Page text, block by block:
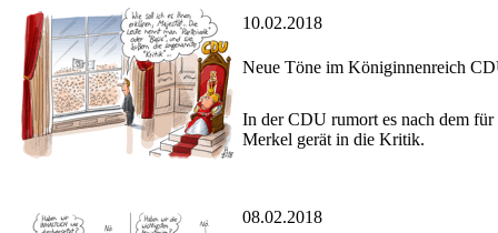
10.02.2018
Neue Töne im Königinnenreich
In der CDU rumort es nach dem
Merkel gerät in die Kritik.
08.02.2018